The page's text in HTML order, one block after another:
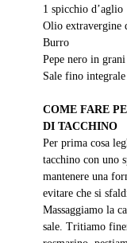
1 spicchio d’aglio
Olio extravergine
Burro
Pepe nero in grani
Sale fino integrale
COME FARE
DI TACCHINO
Per prima cosa
tacchino con uno
mantenere una
evitare che si
Massaggiamo la
sale. Tritiamo